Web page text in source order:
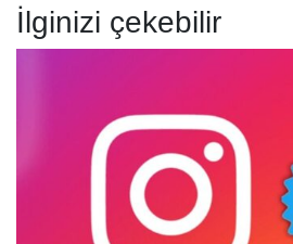
İlginizi çekebilir